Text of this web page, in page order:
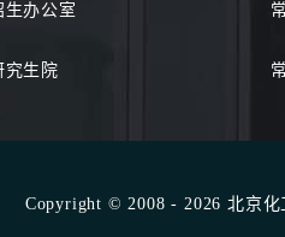
办公室
究生院
Copyright © 2008 - 2026 北京